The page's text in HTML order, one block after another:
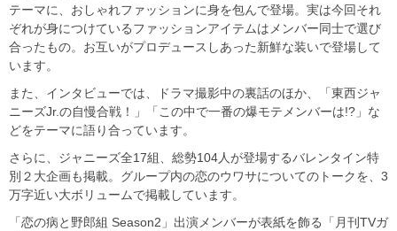
テーマに、おしゃれファッションに身を包んで登場。実は今回それ
ぞれが身につけているファッションアイテムはメンバー同士で選び
合ったもの。お互いがプロデュースしあった新鮮な装いで登場して
います。
また、インタビューでは、ドラマ撮影中の裏話のほか、「東西ジャ
ニーズJr.の自慢合戦！」「この中で一番の爆モテメンバーは!?」な
どをテーマに語り合っています。
さらに、ジャニーズ全17組、総勢104人が登場するバレンタイン特
別２大企画も掲載。グループ内の恋のウワサについてのトークを、3
万字近い大ボリュームで掲載しています。
「恋の病と野郎組 Season2」出演メンバーが表紙を飾る「月刊TVガ